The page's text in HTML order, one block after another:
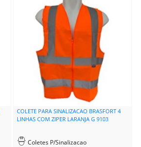
COLETE PARA SINALIZACAO BRASFORT 4
LINHAS COM ZIPER LARANJA G 9103
Coletes P/Sinalizacao